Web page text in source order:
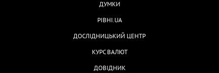
ДУМКИ
РІВНІ.UA
ДОСЛІДНИЦЬКИЙ ЦЕНТР
КУРС ВАЛЮТ
ДОВІДНИК